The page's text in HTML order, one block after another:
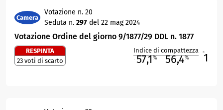
Camera
Votazione n. 20
Seduta n. 297 del 22 mag 2024
Votazione Ordine del giorno 9/1877/29 DDL n. 1877
RESPINTA
23 voti di scarto
Indice di compattezza
57,1% 56,4% 1